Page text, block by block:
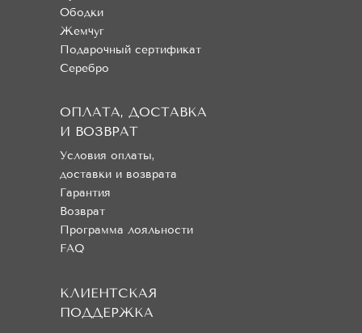
Условия оплаты,
доставки и возврата
Гарантия
Возврат
Программа лояльности
FAQ
ОПЛАТА, ДОСТАВКА
И ВОЗВРАТ
КЛИЕНТСКАЯ
ПОДДЕРЖКА
Ободки
Жемчуг
Подарочный сертификат
Серебро